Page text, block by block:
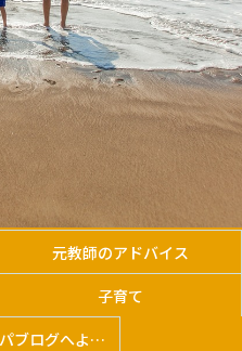
元教師のアドバイス
子育て
自己紹介｜ぼぼパパブログへようこそ